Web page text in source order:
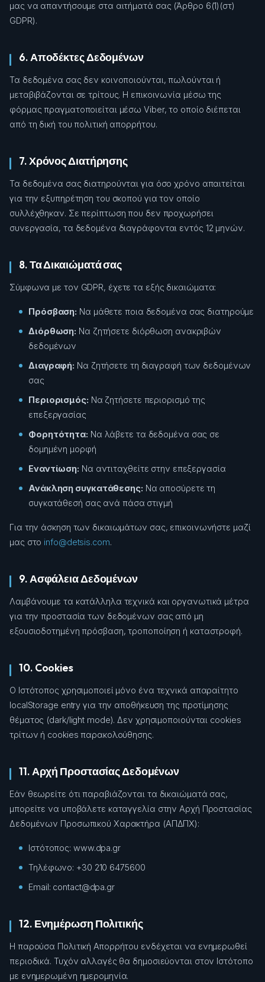
μας να απαντήσουμε στα αιτήματά σας (Άρθρο 6(1)(στ)
GDPR).
6. Αποδέκτες Δεδομένων
Τα δεδομένα σας δεν κοινοποιούνται, πωλούνται ή
μεταβιβάζονται σε τρίτους. Η επικοινωνία μέσω της
φόρμας πραγματοποιείται μέσω Viber, το οποίο διέπεται
από τη δική του πολιτική απορρήτου.
7. Χρόνος Διατήρησης
Τα δεδομένα σας διατηρούνται για όσο χρόνο απαιτείται
για την εξυπηρέτηση του σκοπού για τον οποίο
συλλέχθηκαν. Σε περίπτωση που δεν προχωρήσει
συνεργασία, τα δεδομένα διαγράφονται εντός 12 μηνών.
8. Τα Δικαιώματά σας
Σύμφωνα με τον GDPR, έχετε τα εξής δικαιώματα:
Πρόσβαση: Να μάθετε ποια δεδομένα σας διατηρούμε
Διόρθωση: Να ζητήσετε διόρθωση ανακριβών
δεδομένων
Διαγραφή: Να ζητήσετε τη διαγραφή των δεδομένων
σας
Περιορισμός: Να ζητήσετε περιορισμό της
επεξεργασίας
Φορητότητα: Να λάβετε τα δεδομένα σας σε
δομημένη μορφή
Εναντίωση: Να αντιταχθείτε στην επεξεργασία
Ανάκληση συγκατάθεσης: Να αποσύρετε τη
συγκατάθεσή σας ανά πάσα στιγμή
Για την άσκηση των δικαιωμάτων σας, επικοινωνήστε μαζί
μας στο info@detsis.com.
9. Ασφάλεια Δεδομένων
Λαμβάνουμε τα κατάλληλα τεχνικά και οργανωτικά μέτρα
για την προστασία των δεδομένων σας από μη
εξουσιοδοτημένη πρόσβαση, τροποποίηση ή καταστροφή.
10. Cookies
Ο Ιστότοπος χρησιμοποιεί μόνο ένα τεχνικά απαραίτητο
localStorage entry για την αποθήκευση της προτίμησης
θέματος (dark/light mode). Δεν χρησιμοποιούνται cookies
τρίτων ή cookies παρακολούθησης.
11. Αρχή Προστασίας Δεδομένων
Εάν θεωρείτε ότι παραβιάζονται τα δικαιώματά σας,
μπορείτε να υποβάλετε καταγγελία στην Αρχή Προστασίας
Δεδομένων Προσωπικού Χαρακτήρα (ΑΠΔΠΧ):
Ιστότοπος: www.dpa.gr
Τηλέφωνο: +30 210 6475600
Email: contact@dpa.gr
12. Ενημέρωση Πολιτικής
Η παρούσα Πολιτική Απορρήτου ενδέχεται να ενημερωθεί
περιοδικά. Τυχόν αλλαγές θα δημοσιεύονται στον Ιστότοπο
με ενημερωμένη ημερομηνία.